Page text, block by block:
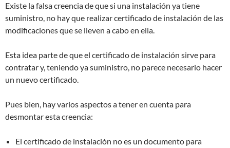
Existe la falsa creencia de que si una instalación ya tiene
suministro, no hay que realizar certificado de instalación de las
modificaciones que se lleven a cabo en ella.
Esta idea parte de que el certificado de instalación sirve para
contratar y, teniendo ya suministro, no parece necesario hacer
un nuevo certificado.
Pues bien, hay varios aspectos a tener en cuenta para
desmontar esta creencia:
El certificado de instalación no es un documento para